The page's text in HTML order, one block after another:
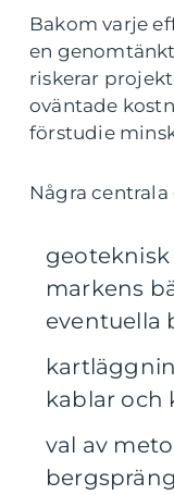
Bakom varje
en
riskerar
oväntade
förstudie
Några
markens
eventuella
kablar och
val av